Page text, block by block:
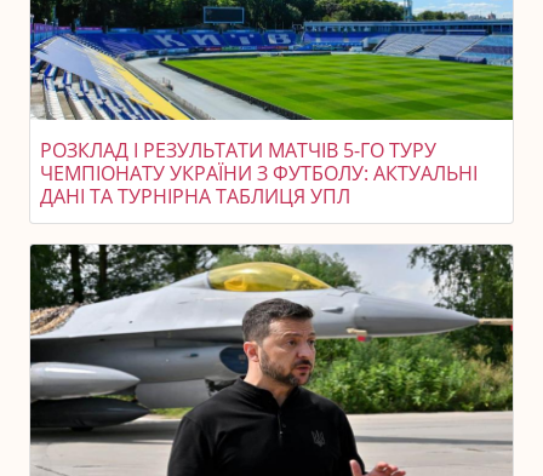
РОЗКЛАД І РЕЗУЛЬТАТИ МАТЧІВ 5-ГО ТУРУ
ЧЕМПІОНАТУ УКРАЇНИ З ФУТБОЛУ: АКТУАЛЬНІ
ДАНІ ТА ТУРНІРНА ТАБЛИЦЯ УПЛ